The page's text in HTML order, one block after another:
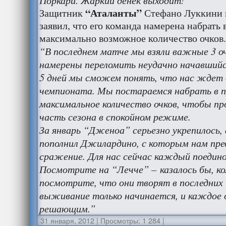
Защитник“Аталанты”Стефано Луккини
заявил, что его команда намерена
максимально возможное количество очков.
“В последнем матче мы взяли важные 3
намерены переломить неудачно
5 дней мы сможем понять, что нас ждет
чемпионата. Мы постараемся набрать в
максимальное количество очков, чтобы
часть сезона в спокойном режиме.
За январь “Дженоа” серьезно
пополнил Джилардино, с которым нам
сражение. Для нас сейчас каждый
Посмотрите на “Лечче” – казалось бы,
посмотрите, что они творят в последних
выживание только начинается, и
решающим.”
31 января, 2012 | Просмотры: 1 284|